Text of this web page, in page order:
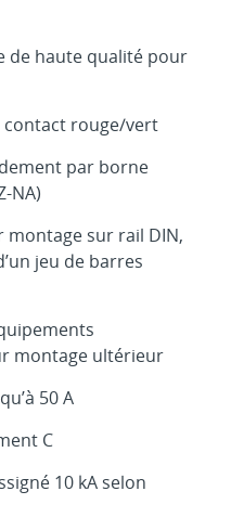
de haute qualité pour
contact rouge/vert
par borne
NA)
montage sur rail DIN,
jeu de barres
montage ultérieur
50 A
C
10 kA selon